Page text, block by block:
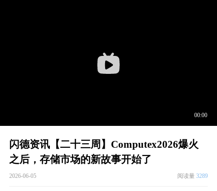
闪德资讯【二十三周】Computex2026爆火
之后，存储市场的新故事开始了
2026-06-05 阅读量 3289